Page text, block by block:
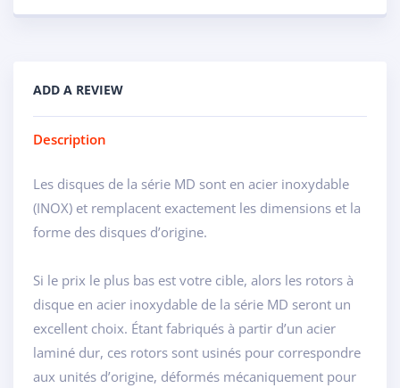
ADD A REVIEW
Description
Les disques de la série MD sont en acier inoxydable
(INOX) et remplacent exactement les dimensions et la
forme des disques d’origine.
Si le prix le plus bas est votre cible, alors les rotors à
disque en acier inoxydable de la série MD seront un
excellent choix. Étant fabriqués à partir d’un acier
laminé dur, ces rotors sont usinés pour correspondre
aux unités d’origine, déformés mécaniquement pour